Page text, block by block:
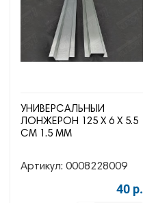
УНИВЕРСАЛЬНЫЙ
ЛОНЖЕРОН 125 Х 6 Х 5.5
СМ 1.5 ММ
Артикул: 0008228009
40 р.